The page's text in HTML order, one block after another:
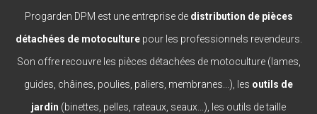
Progarden DPM est une entreprise de distribution de pièces
détachées de motoculturepour les professionnels revendeurs.
Son offre recouvre les pièces détachées de motoculture (lames,
guides, châines, poulies, paliers, membranes...), les outils de
jardin (binettes, pelles, rateaux, seaux...), les outils de taille